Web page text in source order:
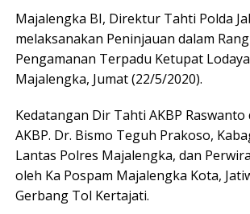
Majalengka BI, Direktur Tahti Polda
melaksanakan Peninjauan dalam
Pengamanan Terpadu Ketupat
Majalengka, Jumat (22/5/2020).
Kedatangan Dir Tahti AKBP
AKBP. Dr. Bismo Teguh Prakoso,
Lantas Polres Majalengka, dan
oleh Ka Pospam Majalengka Kota,
Gerbang Tol Kertajati.